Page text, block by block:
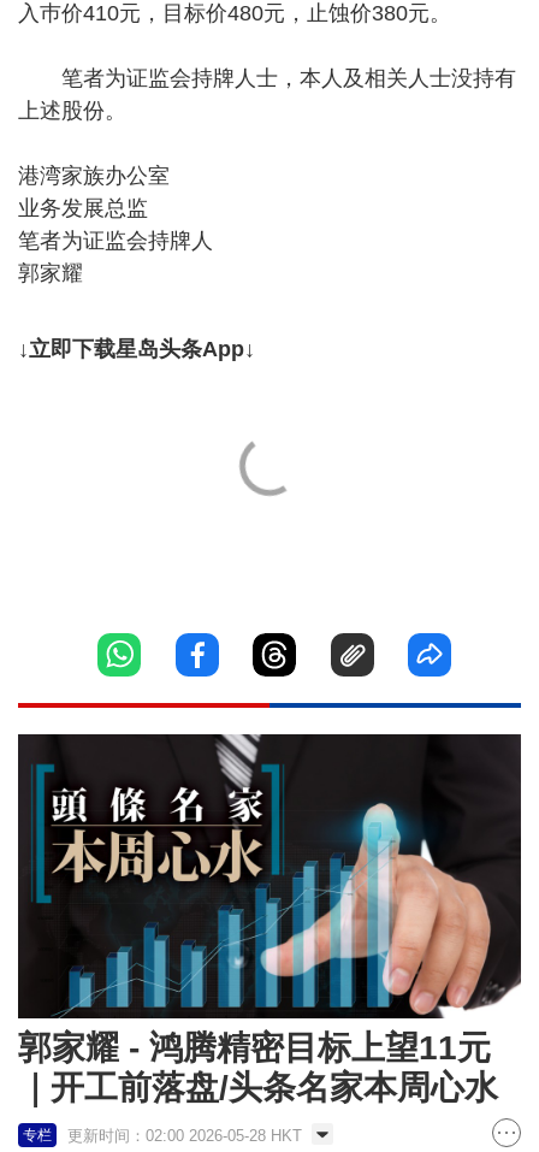
入巿价410元，目标价480元，止蚀价380元。
笔者为证监会持牌人士，本人及相关人士没持有
上述股份。
港湾家族办公室
业务发展总监
笔者为证监会持牌人
郭家耀
↓立即下载星岛头条App↓
郭家耀 - 鸿腾精密目标上望11元
｜开工前落盘/头条名家本周心水
专栏 更新时间：02:00 2026-05-28 HKT